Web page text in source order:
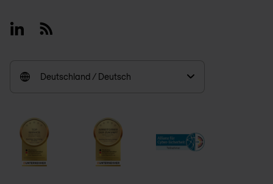
LinkedinRSS
Deutschland / Deutsch